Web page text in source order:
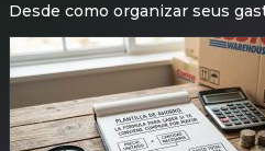
Desde como organizar seus